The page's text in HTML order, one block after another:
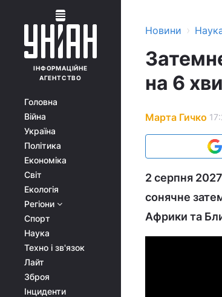
ІНФОРМАЦІЙНЕ
АГЕНТСТВО
Головна
Війна
Україна
Політика
Економіка
Світ
Екологія
Регіони
Спорт
Наука
Техно і зв'язок
Лайт
Зброя
Інциденти
Новини ›
на 6
Марта Гичко
2 серпня
сонячне
Африки та